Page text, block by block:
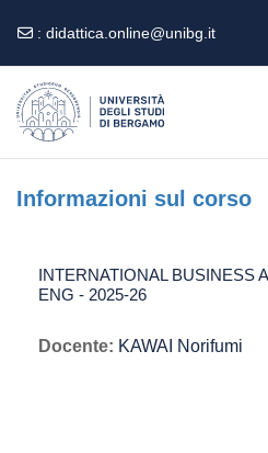
: didattica.online@unibg.it
Informazioni sul corso
INTERNATIONAL BUSINESS
ENG - 2025-26
Docente: KAWAI Norifumi